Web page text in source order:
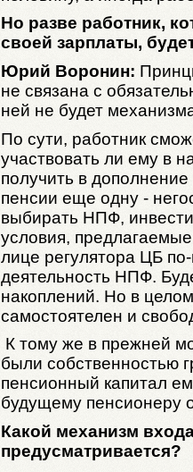
Но разве работник,
своей зарплаты,
Юрий Воронин:
не связана с
ней не будет
По сути, работник
участвовать ли ему в
получить в
пенсии еще одну -
выбирать НПФ,
условия,
лице регулятора ЦБ
деятельность НПФ.
накоплений. Но в
самостоятелен и
К тому же в прежней
были собственностью
пенсионный капитал
будущему пенсионеру
Какой механизм
предусматривается?